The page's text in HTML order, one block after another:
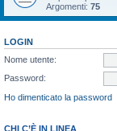
Argomenti: 75
LOGIN
Nome utente:
Password:
Ho dimenticato la password
CHI C’È IN LINEA